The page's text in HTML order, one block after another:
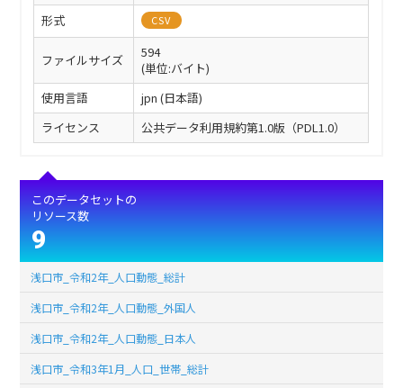
形式
CSV
ファイルサイズ
594
(単位:バイト)
使用言語
jpn (日本語)
ライセンス
公共データ利用規約第1.0版（PDL1.0）
このデータセットの
リソース数
9
浅口市_令和2年_人口動態_総計
浅口市_令和2年_人口動態_外国人
浅口市_令和2年_人口動態_日本人
浅口市_令和3年1月_人口_世帯_総計